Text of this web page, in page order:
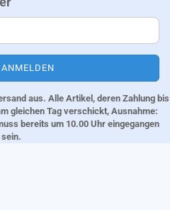
aus. Alle Artikel, deren Zahlung bis
gleichen Tag verschickt, Ausnahme:
bereits um 10.00 Uhr eingegangen
sein.